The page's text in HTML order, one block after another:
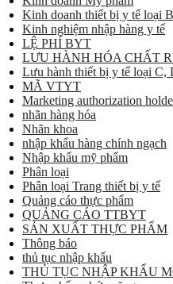
Kinh doanh thiết bị y tế loại
Kinh nghiệm nhập hàng y tế
LỆ PHÍ BYT
LƯU HÀNH HÓA CHẤT
Lưu hành thiết bị y tế loại C,
MÃ VTYT
Marketing authorization
nhãn hàng hóa
Nhãn khoa
nhập khẩu hàng chính ngạch
Nhập khẩu mỹ phẩm
Phân loại
Phân loại Trang thiết bị y tế
Quảng cáo thực phẩm
QUẢNG CÁO TTBYT
SẢN XUẤT THỰC PHẨM
Thông báo
thủ tục nhập khẩu
THỦ TỤC NHẬP KHẨU